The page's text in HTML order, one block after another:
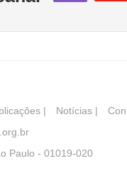
| Notícias |
Paulo - 01019-020